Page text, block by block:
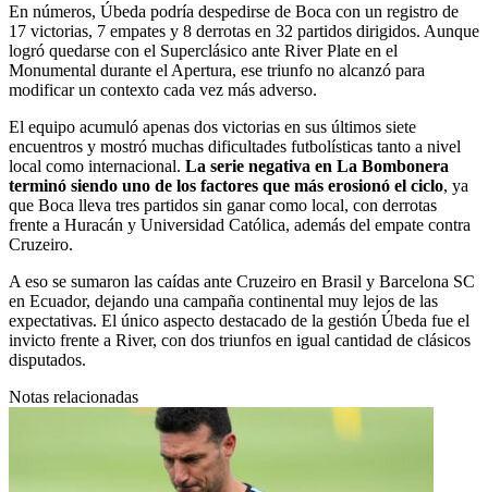
En números, Úbeda podría despedirse de Boca con un registro de
17 victorias, 7 empates y 8 derrotas en 32 partidos dirigidos. Aunque
logró quedarse con el Superclásico ante River Plate en el
Monumental durante el Apertura, ese triunfo no alcanzó para
modificar un contexto cada vez más adverso.
El equipo acumuló apenas dos victorias en sus últimos siete
encuentros y mostró muchas dificultades futbolísticas tanto a nivel
local como internacional. La serie negativa en La Bombonera
terminó siendo uno de los factores que más erosionó el ciclo, ya
que Boca lleva tres partidos sin ganar como local, con derrotas
frente a Huracán y Universidad Católica, además del empate contra
Cruzeiro.
A eso se sumaron las caídas ante Cruzeiro en Brasil y Barcelona SC
en Ecuador, dejando una campaña continental muy lejos de las
expectativas. El único aspecto destacado de la gestión Úbeda fue el
invicto frente a River, con dos triunfos en igual cantidad de clásicos
disputados.
Notas relacionadas